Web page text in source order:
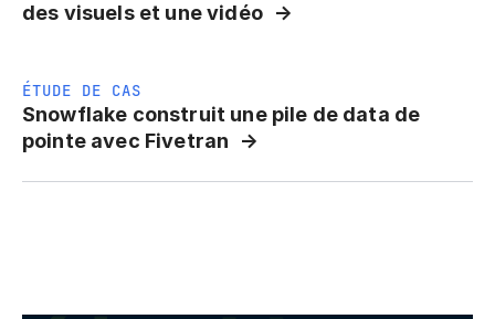
des visuels et une vidéo
ÉTUDE DE CAS
Snowflake construit une pile de data de
pointe avec Fivetran